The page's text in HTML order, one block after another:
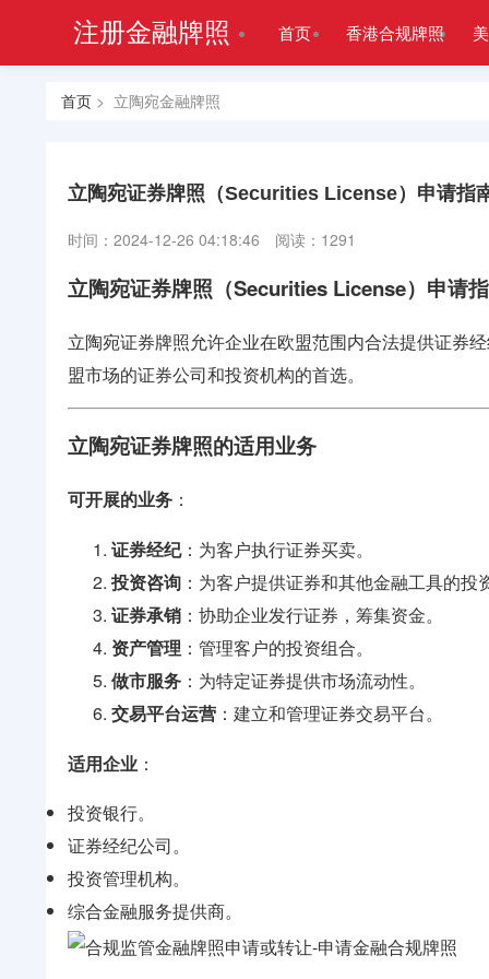
注册金融牌照 首页 香港合规牌照
首页 > 立陶宛金融牌照
立陶宛证券牌照（Securities License）申请指
时间：2024-12-26 04:18:46 阅读：1291
立陶宛证券牌照（Securities License）申请
立陶宛证券牌照允许企业在欧盟范围内合法提供证券
盟市场的证券公司和投资机构的首选。
立陶宛证券牌照的适用业务
可开展的业务 ：
证券经纪：为客户执行证券买卖。
投资咨询 ：为客户提供证券和其他金融工具的投
证券承销 ：协助企业发行证券，筹集资金。
资产管理 ：管理客户的投资组合。
做市服务 ：为特定证券提供市场流动性。
交易平台运营 ：建立和管理证券交易平台。
适用企业 ：
投资银行。
证券经纪公司。
投资管理机构。
综合金融服务提供商。